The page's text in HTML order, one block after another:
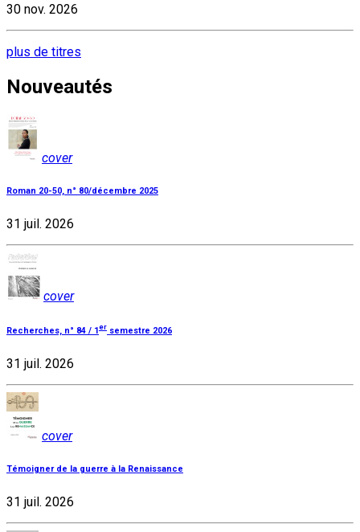
30 nov. 2026
plus de titres
Nouveautés
cover
Roman 20-50, n° 80/décembre 2025
31 juil. 2026
cover
Recherches, n° 84 / 1 er semestre 2026
31 juil. 2026
cover
Témoigner de la guerre à la Renaissance
31 juil. 2026